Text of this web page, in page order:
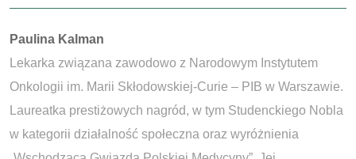
Autorzy:
Paulina Kalman
Lekarka związana zawodowo z Narodowym Instytutem
Onkologii im. Marii Skłodowskiej-Curie – PIB w Warszawie.
Laureatka prestiżowych nagród, w tym Studenckiego Nobla
w kategorii działalność społeczna oraz wyróżnienia